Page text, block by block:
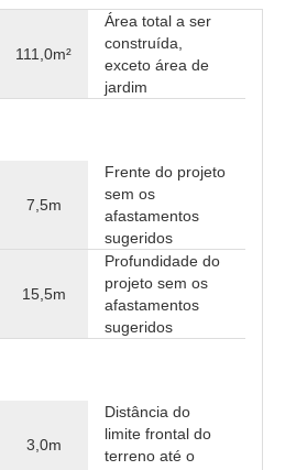
111,0m²
Área total a ser
construída,
exceto área de
jardim
7,5m
Frente do projeto
sem os
afastamentos
sugeridos
15,5m
Profundidade do
projeto sem os
afastamentos
sugeridos
3,0m
Distância do
limite frontal do
terreno até o